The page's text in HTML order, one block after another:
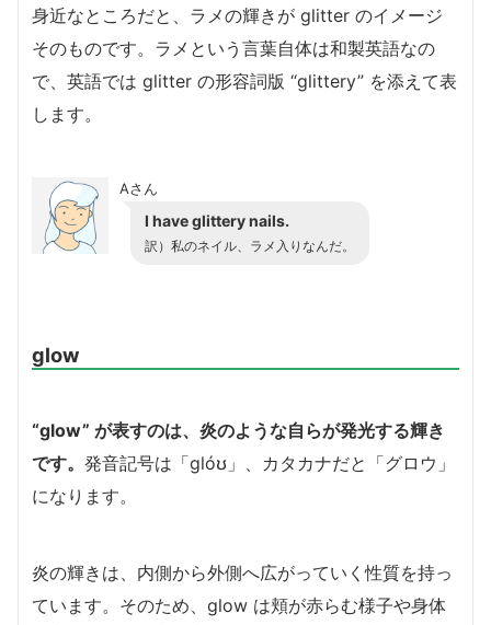
身近なところだと、ラメの輝きが glitter のイメージ
そのものです。ラメという言葉自体は和製英語なの
で、英語では glitter の形容詞版 “glittery” を添えて表
します。
Aさん
I have glittery nails.
訳）私のネイル、ラメ入りなんだ。
glow
“glow” が表すのは、炎のような自らが発光する輝き
です。 発音記号は「glóʊ」、カタカナだと「グロウ」
になります。
炎の輝きは、内側から外側へ広がっていく性質を持っ
ています。そのため、glow は頬が赤らむ様子や身体